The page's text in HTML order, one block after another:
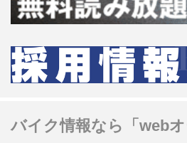
バイク情報なら「webオ